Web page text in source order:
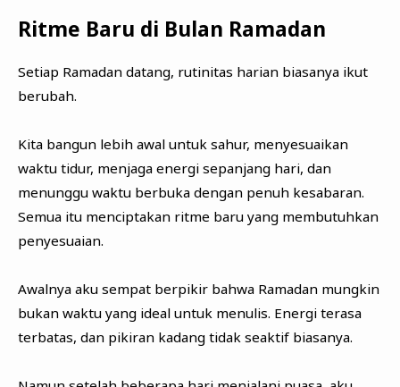
Ritme Baru di Bulan Ramadan
Setiap Ramadan datang, rutinitas harian biasanya ikut
berubah.
Kita bangun lebih awal untuk sahur, menyesuaikan
waktu tidur, menjaga energi sepanjang hari, dan
menunggu waktu berbuka dengan penuh kesabaran.
Semua itu menciptakan ritme baru yang membutuhkan
penyesuaian.
Awalnya aku sempat berpikir bahwa Ramadan mungkin
bukan waktu yang ideal untuk menulis. Energi terasa
terbatas, dan pikiran kadang tidak seaktif biasanya.